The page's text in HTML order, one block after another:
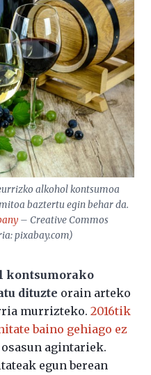
alkohol kontsumoa
baztertu egin behar da.
– Creative Commos
pixabay.com)
kontsumorako
dituzte orain arteko
murrizteko. 2016tik
baino gehiago ez
agintariek.
egun berean